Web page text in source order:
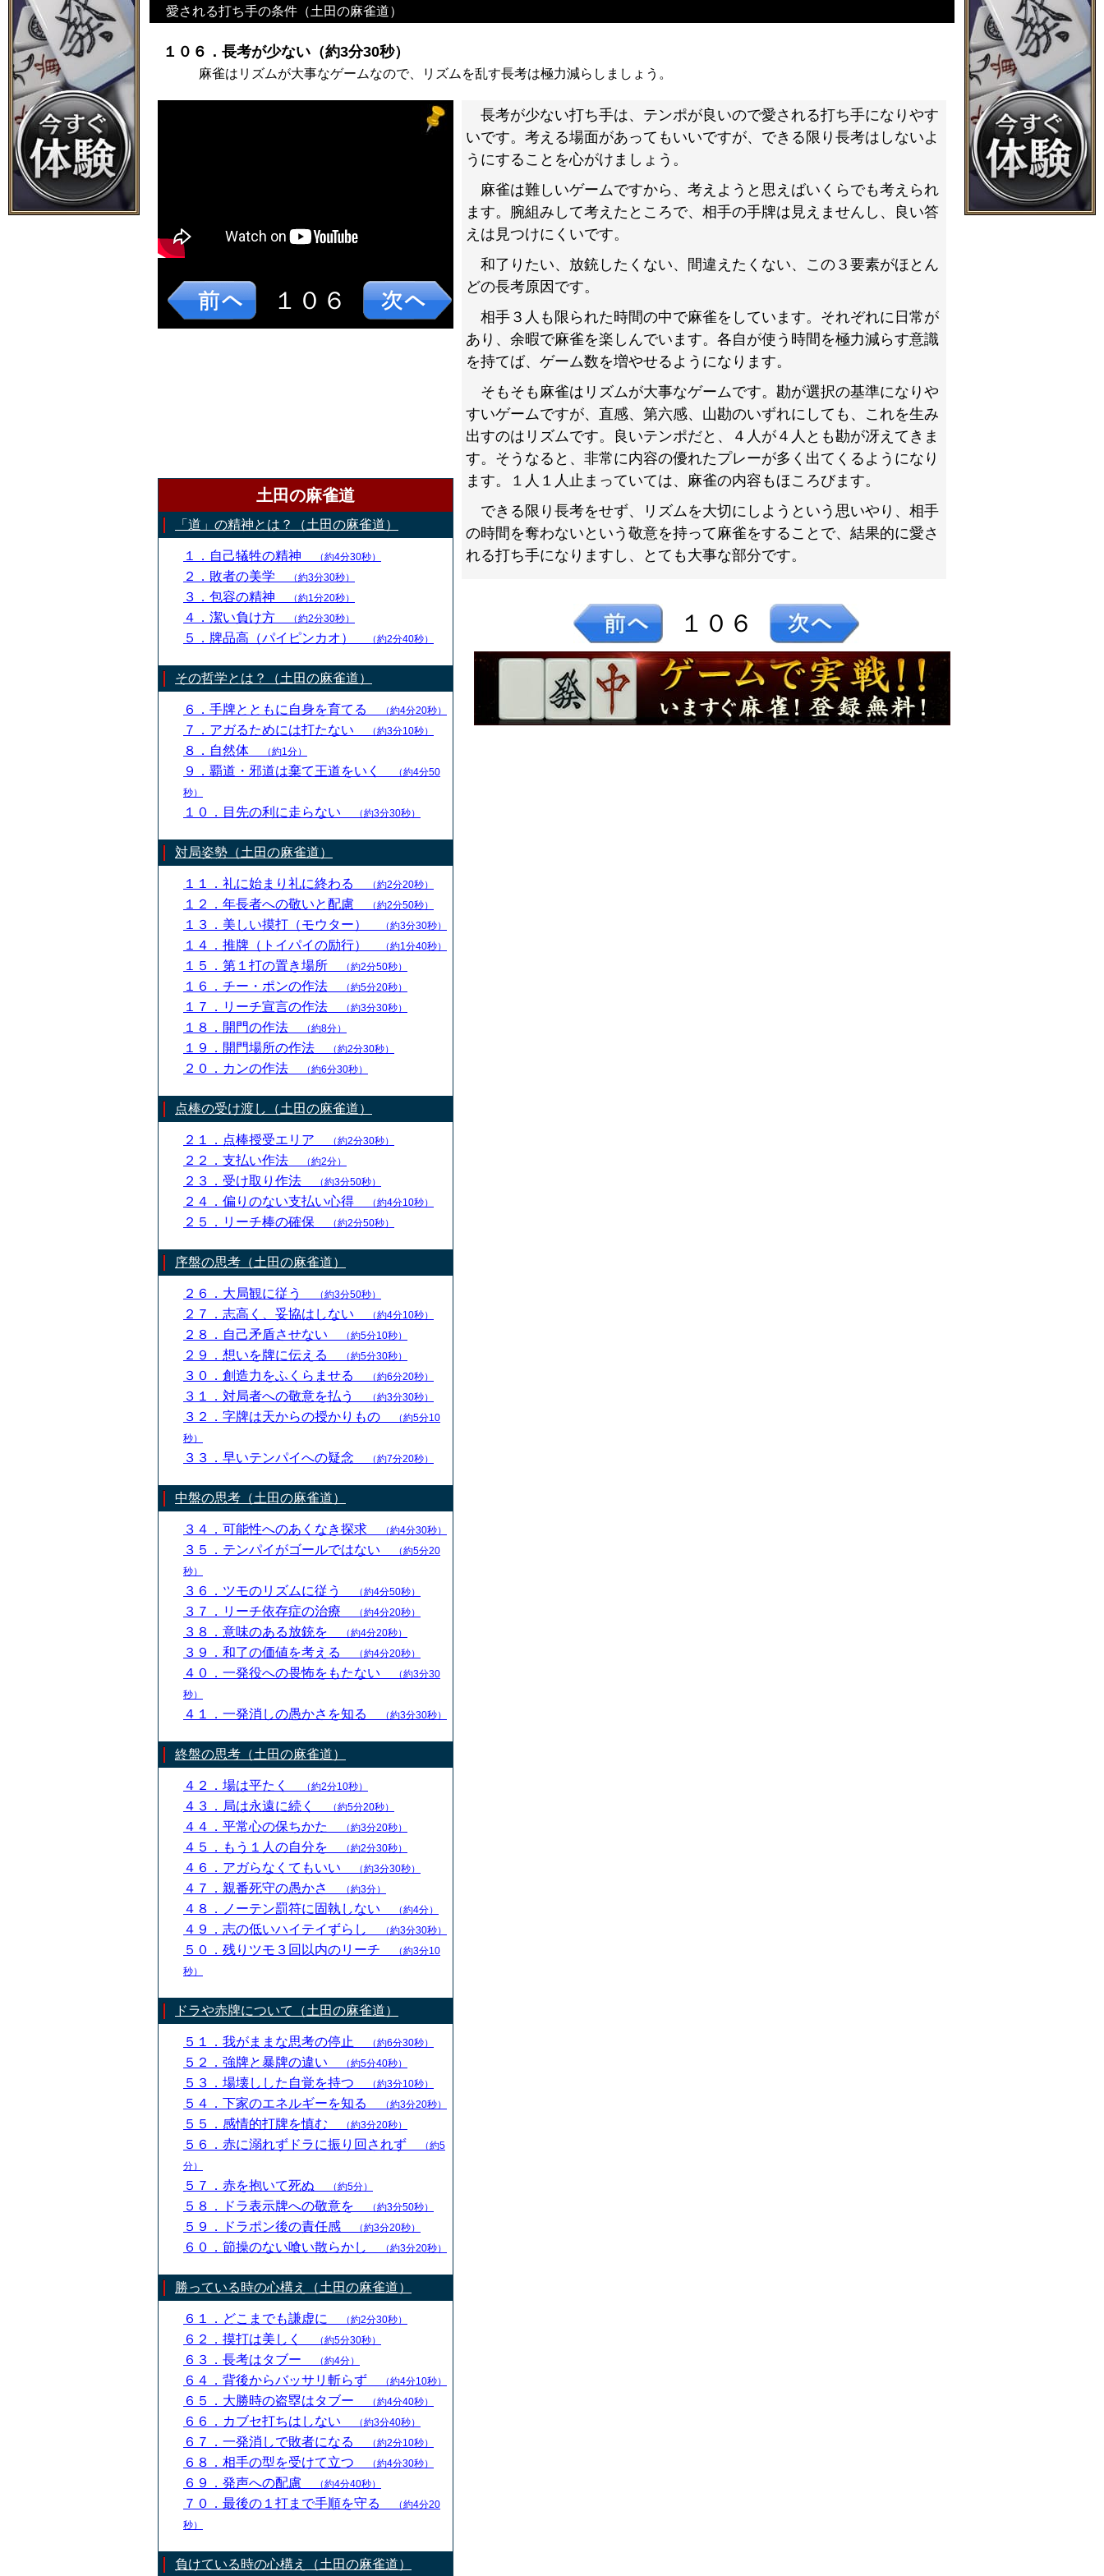
愛される打ち手の条件（土田の麻雀道）
１０６．長考が少ない（約3分30秒）
麻雀はリズムが大事なゲームなので、リズムを乱す長考は極力減らしましょう。
１０６
土田の麻雀道
「道」の精神とは？（土田の麻雀道）
１．自己犠牲の精神 （約4分30秒）
２．敗者の美学 （約3分30秒）
３．包容の精神 （約1分20秒）
４．潔い負け方 （約2分30秒）
５．牌品高（パイピンカオ） （約2分40秒）
その哲学とは？（土田の麻雀道）
６．手牌とともに自身を育てる （約4分20秒）
７．アガるためには打たない （約3分10秒）
８．自然体 （約1分）
９．覇道・邪道は棄て王道をいく
（約4分50
秒）
１０．目先の利に走らない （約3分30秒）
対局姿勢（土田の麻雀道）
１１．礼に始まり礼に終わる （約2分20秒）
１２．年長者への敬いと配慮 （約2分50秒）
１３．美しい摸打（モウター） （約3分30秒）
１４．推牌（トイパイの励行） （約1分40秒）
１５．第１打の置き場所 （約2分50秒）
１６．チー・ポンの作法 （約5分20秒）
１７．リーチ宣言の作法 （約3分30秒）
１８．開門の作法 （約8分）
１９．開門場所の作法 （約2分30秒）
２０．カンの作法 （約6分30秒）
点棒の受け渡し（土田の麻雀道）
２１．点棒授受エリア （約2分30秒）
２２．支払い作法 （約2分）
２３．受け取り作法 （約3分50秒）
２４．偏りのない支払い心得 （約4分10秒）
２５．リーチ棒の確保 （約2分50秒）
序盤の思考（土田の麻雀道）
２６．大局観に従う （約3分50秒）
２７．志高く、妥協はしない （約4分10秒）
２８．自己矛盾させない （約5分10秒）
２９．想いを牌に伝える （約5分30秒）
３０．創造力をふくらませる （約6分20秒）
３１．対局者への敬意を払う （約3分30秒）
３２．字牌は天からの授かりもの
（約5分10
秒）
３３．早いテンパイへの疑念 （約7分20秒）
中盤の思考（土田の麻雀道）
３４．可能性へのあくなき探求 （約4分30秒）
３５．テンパイがゴールではない
（約5分20
秒）
３６．ツモのリズムに従う （約4分50秒）
３７．リーチ依存症の治療 （約4分20秒）
３８．意味のある放銃を （約4分20秒）
３９．和了の価値を考える （約4分20秒）
４０．一発役への畏怖をもたない
（約3分30
秒）
４１．一発消しの愚かさを知る （約3分30秒）
終盤の思考（土田の麻雀道）
４２．場は平たく （約2分10秒）
４３．局は永遠に続く （約5分20秒）
４４．平常心の保ちかた （約3分20秒）
４５．もう１人の自分を （約2分30秒）
４６．アガらなくてもいい （約3分30秒）
４７．親番死守の愚かさ （約3分）
４８．ノーテン罰符に固執しない （約4分）
４９．志の低いハイテイずらし （約3分30秒）
５０．残りツモ３回以内のリーチ
（約3分10
秒）
ドラや赤牌について（土田の麻雀道）
５１．我がままな思考の停止 （約6分30秒）
５２．強牌と暴牌の違い （約5分40秒）
５３．場壊しした自覚を持つ （約3分10秒）
５４．下家のエネルギーを知る （約3分20秒）
５５．感情的打牌を慎む （約3分20秒）
５６．赤に溺れずドラに振り回されず
（約5
分）
５７．赤を抱いて死ぬ （約5分）
５８．ドラ表示牌への敬意を （約3分50秒）
５９．ドラポン後の責任感 （約3分20秒）
６０．節操のない喰い散らかし （約3分20秒）
勝っている時の心構え（土田の麻雀道）
６１．どこまでも謙虚に （約2分30秒）
６２．摸打は美しく （約5分30秒）
６３．長考はタブー （約4分）
６４．背後からバッサリ斬らず （約4分10秒）
６５．大勝時の盗塁はタブー （約4分40秒）
６６．カブセ打ちはしない （約3分40秒）
６７．一発消しで敗者になる （約2分10秒）
６８．相手の型を受けて立つ （約4分30秒）
６９．発声への配慮 （約4分40秒）
７０．最後の１打まで手順を守る
（約4分20
秒）
負けている時の心構え（土田の麻雀道）
長考が少ない打ち手は、テンポが良いので愛される打ち手になりやす
いです。考える場面があってもいいですが、できる限り長考はしないよ
うにすることを心がけましょう。
麻雀は難しいゲームですから、考えようと思えばいくらでも考えられ
ます。腕組みして考えたところで、相手の手牌は見えませんし、良い答
えは見つけにくいです。
和了りたい、放銃したくない、間違えたくない、この３要素がほとん
どの長考原因です。
相手３人も限られた時間の中で麻雀をしています。それぞれに日常が
あり、余暇で麻雀を楽しんでいます。各自が使う時間を極力減らす意識
を持てば、ゲーム数を増やせるようになります。
そもそも麻雀はリズムが大事なゲームです。勘が選択の基準になりや
すいゲームですが、直感、第六感、山勘のいずれにしても、これを生み
出すのはリズムです。良いテンポだと、４人が４人とも勘が冴えてきま
す。そうなると、非常に内容の優れたプレーが多く出てくるようになり
ます。１人１人止まっていては、麻雀の内容もほころびます。
できる限り長考をせず、リズムを大切にしようという思いやり、相手
の時間を奪わないという敬意を持って麻雀をすることで、結果的に愛さ
れる打ち手になりますし、とても大事な部分です。
１０６